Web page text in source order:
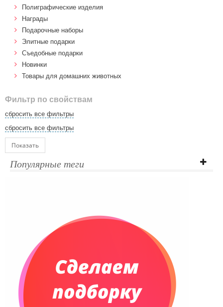
Полиграфические изделия
Награды
Подарочные наборы
Элитные подарки
Cъедобные подарки
Новинки
Товары для домашних животных
Фильтр по свойствам
сбросить все фильтры
сбросить все фильтры
Показать
Популярные теги